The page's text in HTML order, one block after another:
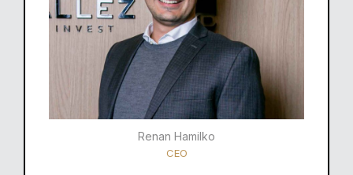
Renan Hamilko​
CEO